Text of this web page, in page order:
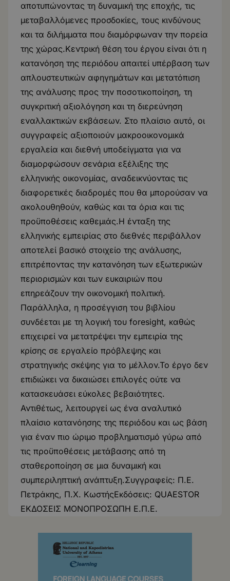
αποτυπώνοντας τη δυναμική της εποχής, τις
μεταβαλλόμενες προσδοκίες, τους κινδύνους
και τα διλήμματα που διαμόρφωναν την πορεία
της χώρας.Κεντρική θέση του έργου είναι ότι η
κατανόηση της περιόδου απαιτεί υπέρβαση των
απλουστευτικών αφηγημάτων και μετατόπιση
της ανάλυσης προς την ποσοτικοποίηση, τη
συγκριτική αξιολόγηση και τη διερεύνηση
εναλλακτικών εκβάσεων. Στο πλαίσιο αυτό, οι
συγγραφείς αξιοποιούν μακροοικονομικά
εργαλεία και διεθνή υποδείγματα για να
διαμορφώσουν σενάρια εξέλιξης της
ελληνικής οικονομίας, αναδεικνύοντας τις
διαφορετικές διαδρομές που θα μπορούσαν να
ακολουθηθούν, καθώς και τα όρια και τις
προϋποθέσεις καθεμιάς.Η ένταξη της
ελληνικής εμπειρίας στο διεθνές περιβάλλον
αποτελεί βασικό στοιχείο της ανάλυσης,
επιτρέποντας την κατανόηση των εξωτερικών
περιορισμών και των ευκαιριών που
επηρεάζουν την οικονομική πολιτική.
Παράλληλα, η προσέγγιση του βιβλίου
συνδέεται με τη λογική του foresight, καθώς
επιχειρεί να μετατρέψει την εμπειρία της
κρίσης σε εργαλείο πρόβλεψης και
στρατηγικής σκέψης για το μέλλον.Το έργο δεν
επιδιώκει να δικαιώσει επιλογές ούτε να
κατασκευάσει εύκολες βεβαιότητες.
Αντιθέτως, λειτουργεί ως ένα αναλυτικό
πλαίσιο κατανόησης της περιόδου και ως βάση
για έναν πιο ώριμο προβληματισμό γύρω από
τις προϋποθέσεις μετάβασης από τη
σταθεροποίηση σε μια δυναμική και
συμπεριληπτική ανάπτυξη.Συγγραφείς: Π.Ε.
Πετράκης, Π.Χ. ΚωστήςΕκδόσεις: QUAESTOR
ΕΚΔΟΣΕΙΣ ΜΟNOΠΡΟΣΩΠΗ Ε.Π.Ε.